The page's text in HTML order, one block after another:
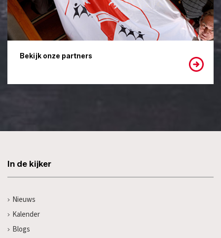
Bekijk onze partners
In de kijker
Nieuws
Kalender
Blogs